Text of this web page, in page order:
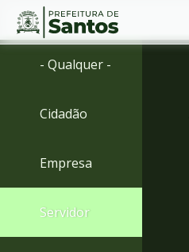
Ir
menu
para
Conteúdo
- Qualquer -
Cidadão
Empresa
Servidor